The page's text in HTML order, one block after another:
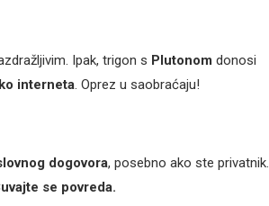
Ipak, trigon s Plutonom donosi
interneta. Oprez u saobraćaju!
dogovora, posebno ako ste privatnik.
se povreda.